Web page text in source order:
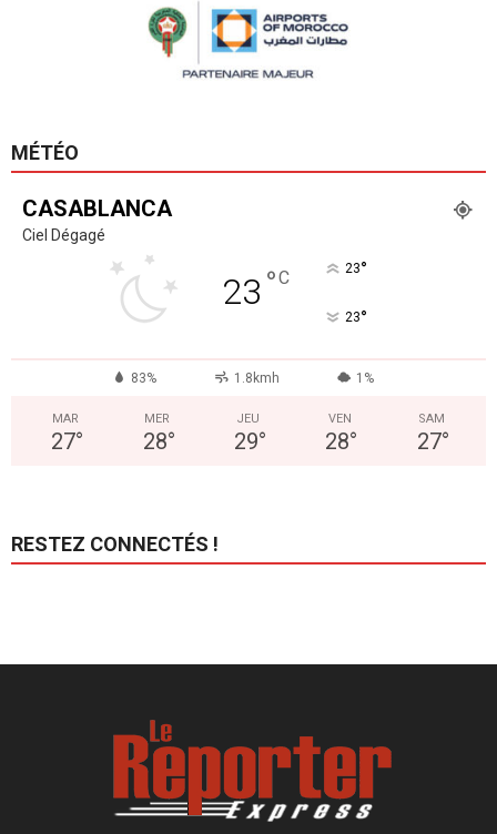
MÉTÉO
CASABLANCA
Ciel Dégagé
23 °C 23°
23°
83% 1.8kmh 1%
MAR
27°
MER
28°
JEU
29°
VEN
28°
SAM
27°
RESTEZ CONNECTÉS !